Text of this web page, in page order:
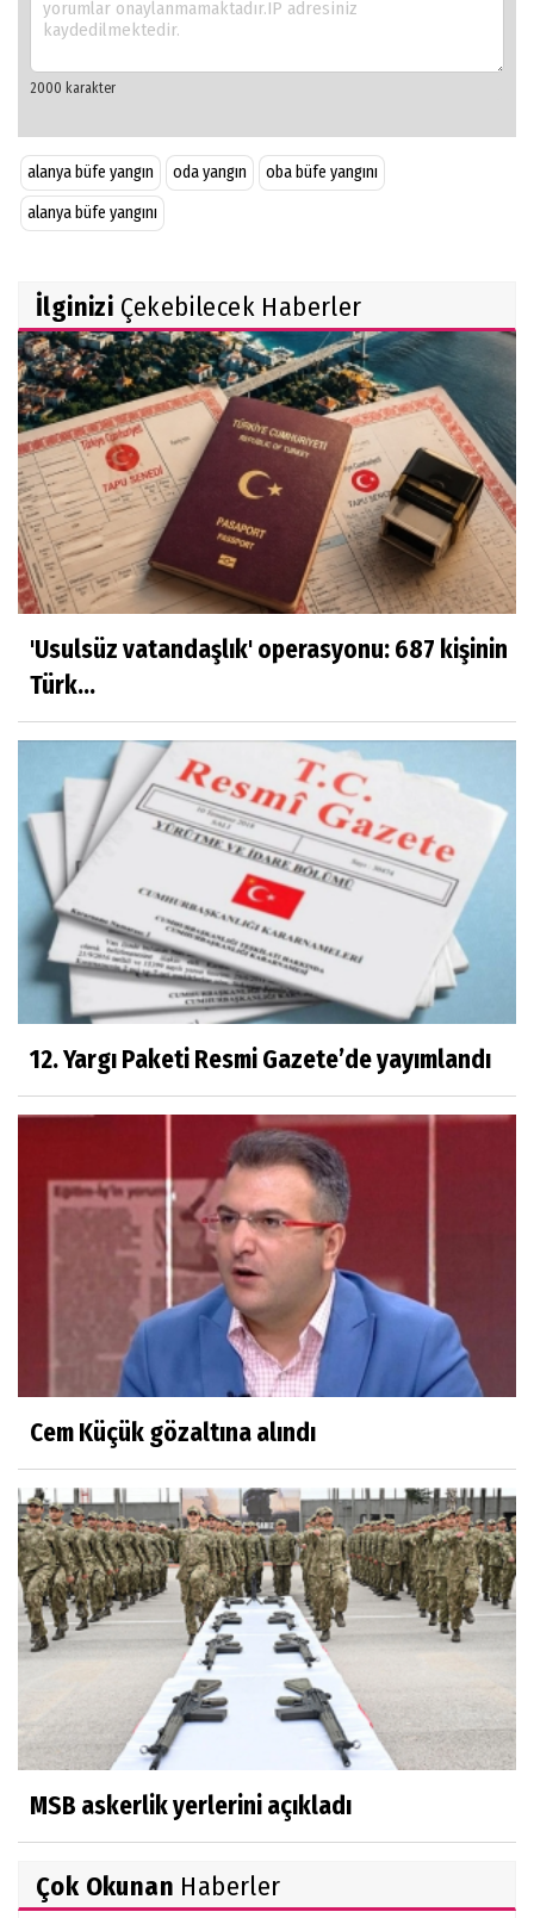
alanya büfe yangın oda yangın
oba büfe yangını
alanya büfe yangını
İlginizi Çekebilecek Haberler
'Usulsüz vatandaşlık' operasyonu: 687 kişinin
Türk...
12. Yargı Paketi Resmi Gazete’de yayımlandı
Cem Küçük gözaltına alındı
MSB askerlik yerlerini açıkladı
Çok Okunan Haberler